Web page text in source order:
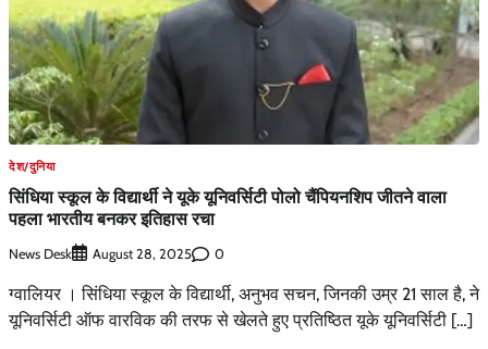
देश/दुनिया
सिंधिया स्कूल के विद्यार्थी ने यूके यूनिवर्सिटी पोलो चैंपियनशिप जीतने वाला
पहला भारतीय बनकर इतिहास रचा
News Desk August 28, 2025 0
ग्वालियर । सिंधिया स्कूल के विद्यार्थी, अनुभव सचन, जिनकी उम्र 21 साल है, ने
यूनिवर्सिटी ऑफ वारविक की तरफ से खेलते हुए प्रतिष्ठित यूके यूनिवर्सिटी […]